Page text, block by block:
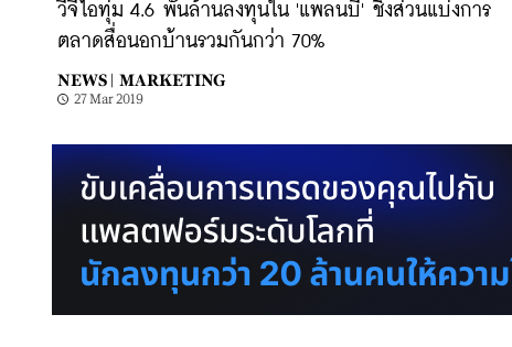
วีจีไอทุ่ม 4.6 พันล้านลงทุนใน 'แพลนบี' ชิงส่วนแบ่งการ
ตลาดสื่อนอกบ้านรวมกันกว่า 70%
NEWS | MARKETING
27 Mar 2019